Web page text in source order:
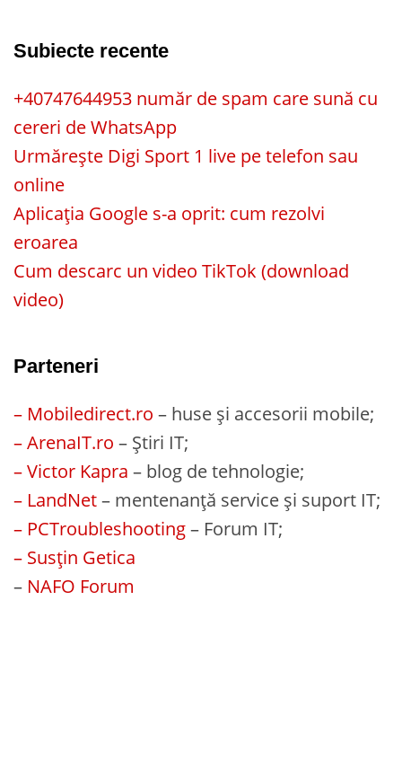
Subiecte recente
+40747644953 număr de spam care sună cu
cereri de WhatsApp
Urmărește Digi Sport 1 live pe telefon sau
online
Aplicația Google s-a oprit: cum rezolvi
eroarea
Cum descarc un video TikTok (download
video)
Parteneri
– Mobiledirect.ro – huse și accesorii mobile;
– ArenaIT.ro – Știri IT;
– Victor Kapra – blog de tehnologie;
– LandNet– mentenanță service și suport IT;
– PCTroubleshooting– Forum IT;
– Susțin Getica
– NAFO Forum